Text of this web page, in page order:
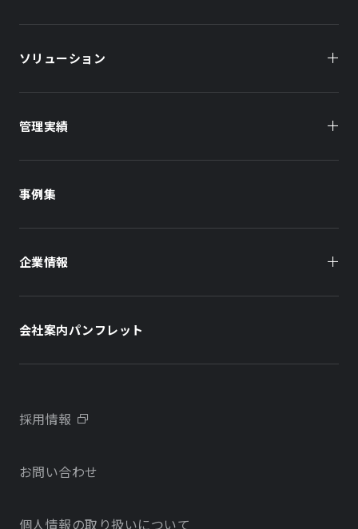
ソリューション
オーナー様向け
オフィスビル
住まい（社宅・賃貸住宅）
学校・教育施設
不動産開発をご検討の方へ
物件をお探しの方向け
管理実績
住まい（賃貸住宅）
事例集
企業情報
会社案内パンフレット
採用情報
お問い合わせ
個人情報の取り扱いについて